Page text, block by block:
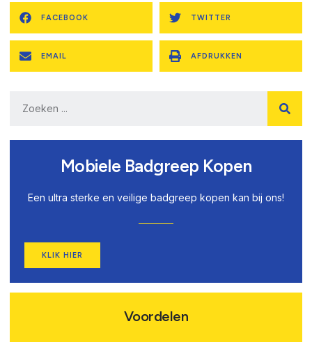
FACEBOOK TWITTER
EMAIL AFDRUKKEN
Mobiele Badgreep Kopen
Een ultra sterke en veilige badgreep kopen kan bij ons!
KLIK HIER
Voordelen